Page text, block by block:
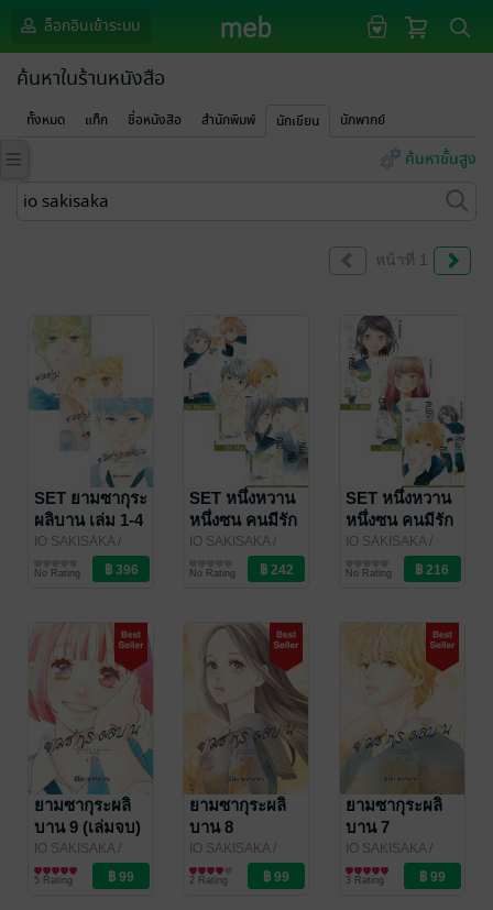
ล็อกอินเข้าระบบ
ค้นหาในร้านหนังสือ
ทั้งหมด แท็ก ชื่อหนังสือ สำนักพิมพ์ นักเขียน นักพากย์
ค้นหาขั้นสูง
หน้าที่ 1
SET ยามซากุระ
ผลิบาน เล่ม 1-4
IO SAKISAKA/
Bongkoch
Publishing
การ์ตูนผู้หญิง
No Rating
SET หนึ่งหวาน
หนึ่งซน คนมีรัก
เล่ม 7-12 (จบ)
IO SAKISAKA/
Bongkoch
Publishing
การ์ตูนผู้หญิง
No Rating
SET หนึ่งหวาน
หนึ่งซน คนมีรัก
เล่ม 1-6
IO SAKISAKA/
Bongkoch
Publishing
การ์ตูนผู้หญิง
No Rating
ยามซากุระผลิ
บาน 9 (เล่มจบ)
IO SAKISAKA/
Bongkoch
Publishing
การ์ตูนผู้หญิง
5 Rating
ยามซากุระผลิ
บาน 8
IO SAKISAKA/
Bongkoch
Publishing
การ์ตูนผู้หญิง
2 Rating
ยามซากุระผลิ
บาน 7
IO SAKISAKA/
Bongkoch
Publishing
การ์ตูนผู้หญิง
3 Rating